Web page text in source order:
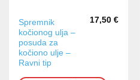
Spremnik
kočionog ulja –
posuda za
kočiono ulje –
Ravni tip
17,50 €